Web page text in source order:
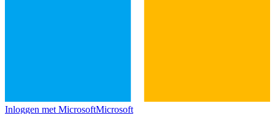
Inloggen met MicrosoftMicrosoft